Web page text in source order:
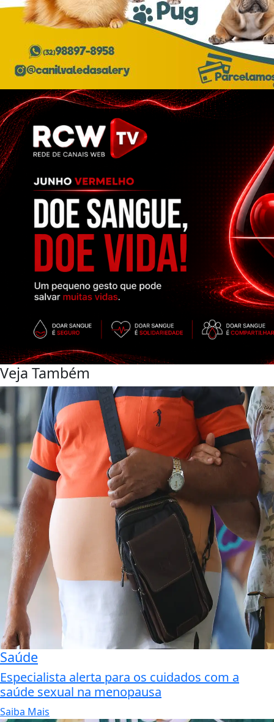
Veja Também
Saúde
Especialista alerta para os cuidados com a
saúde sexual na menopausa
Saiba Mais